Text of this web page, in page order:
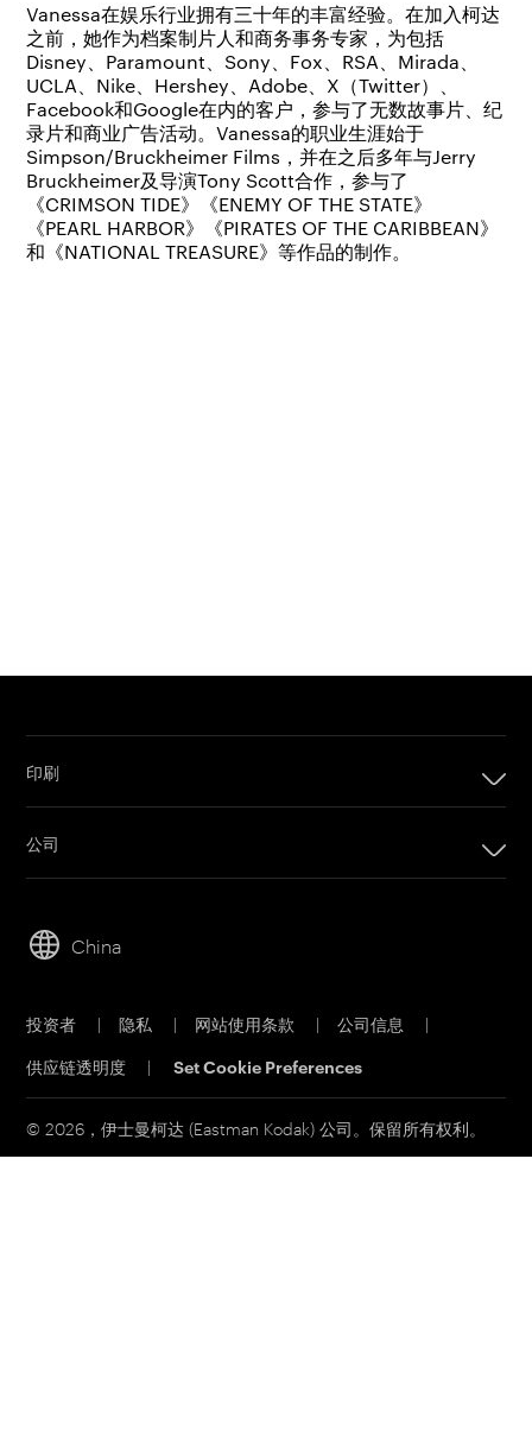
Vanessa在娱乐行业拥有三十年的丰富经验。在加入柯达
之前，她作为档案制片人和商务事务专家，为包括
Disney、Paramount、Sony、Fox、RSA、Mirada、
UCLA、Nike、Hershey、Adobe、X（Twitter）、
Facebook和Google在内的客户，参与了无数故事片、纪
录片和商业广告活动。Vanessa的职业生涯始于
Simpson/Bruckheimer Films，并在之后多年与Jerry
Bruckheimer及导演Tony Scott合作，参与了
《CRIMSON TIDE》《ENEMY OF THE STATE》
《PEARL HARBOR》《PIRATES OF THE CARIBBEAN》
和《NATIONAL TREASURE》等作品的制作。
印刷
数码印刷产品
胶版印刷产品
客户门户网站
印刷电子邮件订阅
联系销售部门
公司
可持续发展
人才招聘
材料安全数据表
联系我们
China
投资者 | 隐私 | 网站使用条款 | 公司信息
|
供应链透明度
| Set Cookie Preferences
© 2026，伊士曼柯达 (Eastman Kodak) 公司。保留所有权利。